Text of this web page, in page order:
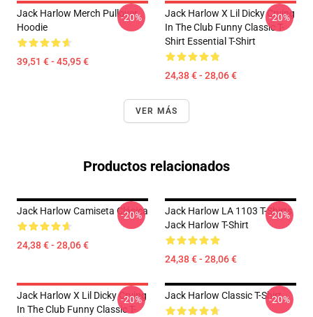
Jack Harlow Merch Pullover
Hoodie
39,51 € - 45,95 €
-20%
Jack Harlow X Lil Dicky Crying
In The Club Funny Classic T-
Shirt Essential T-Shirt
24,38 € - 28,06 €
-20%
VER MÁS
Productos relacionados
Jack Harlow Camiseta Clásica
24,38 € - 28,06 €
-20%
Jack Harlow LA 1103 T-Shirts
Jack Harlow T-Shirt
24,38 € - 28,06 €
-20%
Jack Harlow X Lil Dicky Crying
In The Club Funny Classic T-
-20% Jack Harlow Classic T-Shirt
-20%